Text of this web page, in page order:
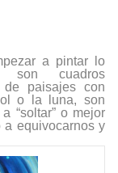
a pintar lo
son cuadros
de paisajes con
o la luna, son
“soltar” o mejor
equivocarnos y